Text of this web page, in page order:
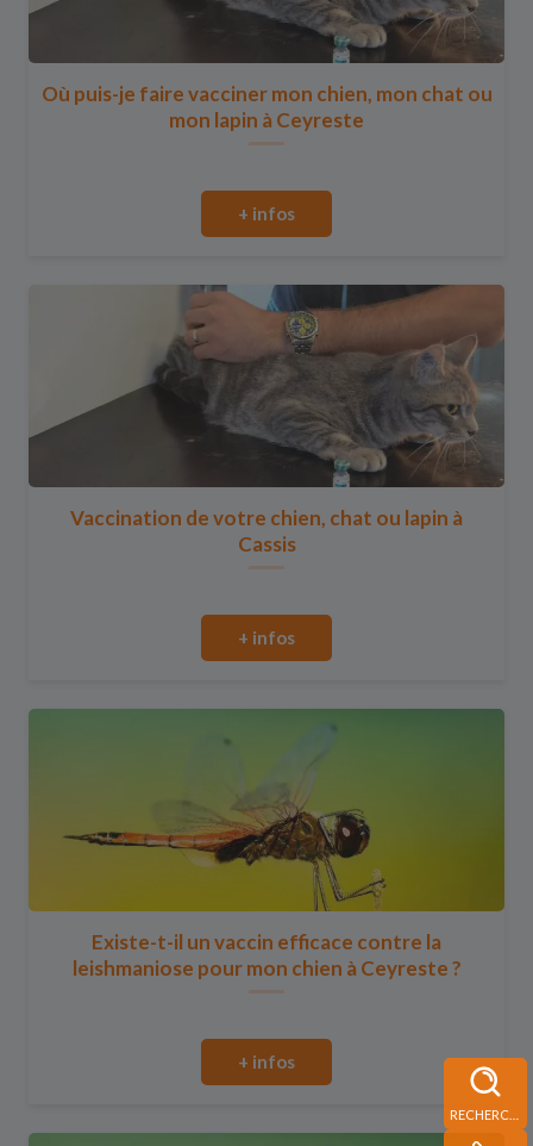
Où puis-je faire vacciner mon chien, mon chat ou
mon lapin à Ceyreste
+ infos
Vaccination de votre chien, chat ou lapin à
Cassis
+ infos
Existe-t-il un vaccin efficace contre la
leishmaniose pour mon chien à Ceyreste ?
+ infos